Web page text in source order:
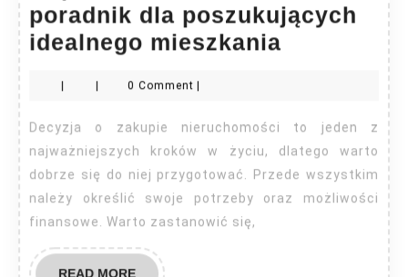
poradnik dla poszukujących
idealnego mieszkania
poradnik
dla
idealnego
| | 0 Comment |
Decyzja o zakupie nieruchomości to jeden z
najważniejszych kroków w życiu, dlatego warto
dobrze się do niej przygotować. Przede wszystkim
należy określić swoje potrzeby oraz możliwości
finansowe. Warto zastanowić się,
READ MOREREAD